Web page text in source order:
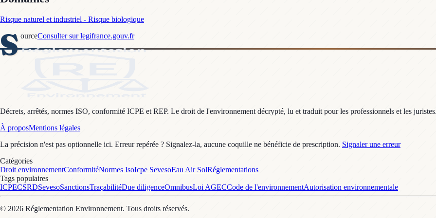
Risque naturel et industriel - Risque biologique
S ourceConsulter sur legifrance.gouv.fr
Décrets, arrêtés, normes ISO, conformité ICPE et REP. Le droit de l'environnement décrypté, lu et traduit pour les professionnels et les
À proposMentions légales
La précision n'est pas optionnelle ici. Erreur repérée ? Signalez-la, aucune coquille ne bénéficie de prescription. Signaler une erreur
Catégories
Droit environnementConformitéNormes IsoIcpe SevesoEau Air SolRéglementations
Tags populaires
ICPECSRDSevesoSanctionsTraçabilitéDue diligenceOmnibusLoi AGECCode de l'environnementAutorisation environnementale
© 2026 Réglementation Environnement. Tous droits réservés.